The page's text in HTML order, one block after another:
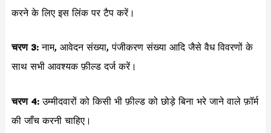
करने के लिए इस लिंक पर टैप करें।
चरण 3:नाम, आवेदन संख्या, पंजीकरण संख्या आदि जैसे वैध विवरणों के
साथ सभी आवश्यक फ़ील्ड दर्ज करें।
चरण 4:उम्मीदवारों को किसी भी फ़ील्ड को छोड़े बिना भरे जाने वाले फ़ॉर्म
की जाँच करनी चाहिए।